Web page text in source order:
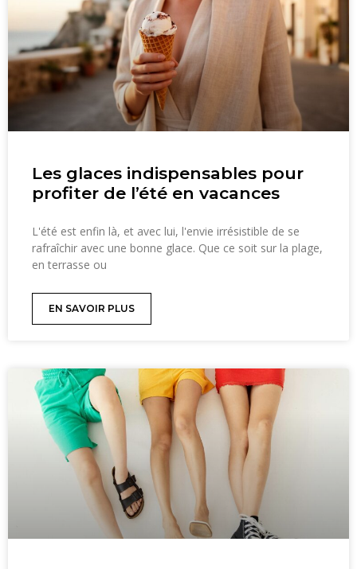
Les glaces indispensables pour
profiter de l’été en vacances
L'été est enfin là, et avec lui, l'envie irrésistible de se
rafraîchir avec une bonne glace. Que ce soit sur la plage,
en terrasse ou
EN SAVOIR PLUS